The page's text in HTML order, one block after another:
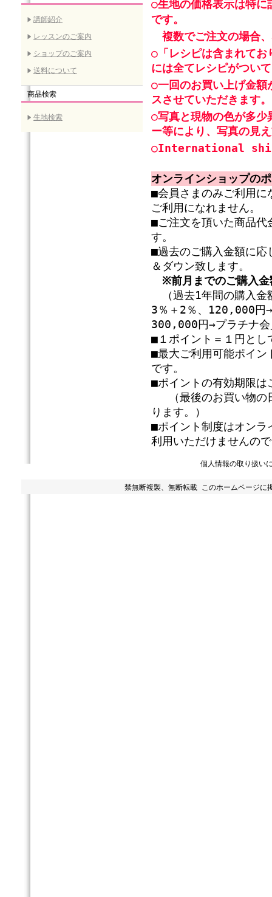
講師紹介
レッスンのご案内
ショップのご案内
送料について
商品検索
生地検索
○生地の価格表示は特に
です。
複数でご注文の場合
○「レシピは含まれてお
には全てレシピがつい
○一回のお買い上げ金
スさせていただきます。
○写真と現物の色が多少
ー等により、写真の見
○International
オンラインショップの
■会員さまのみご利用に
ご利用になれません。
■ご注文を頂いた商品代
す。
■過去のご購入金額に応
＆ダウン致します。
※前月までのご購入
（過去1年間の購入
3％＋2％、120,000円
300,000円→プラチナ会
■１ポイント＝１円とし
■最大ご利用可能ポイン
です。
■ポイントの有効期限は
（最後のお買い物の
ります。）
■ポイント制度はオン
利用いただけませんの
個人情報の取り扱い
禁無断複製、無断転載 このホームページに